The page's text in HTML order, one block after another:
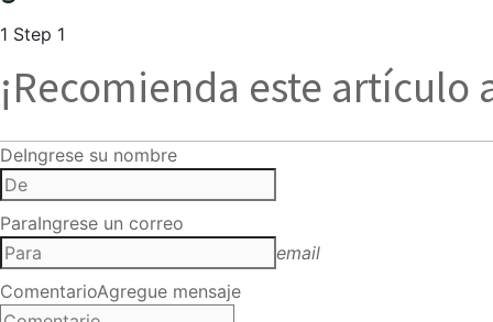
1 Step 1
¡Recomienda este artículo
DeIngrese su nombre
ParaIngrese un correo
email
ComentarioAgregue mensaje